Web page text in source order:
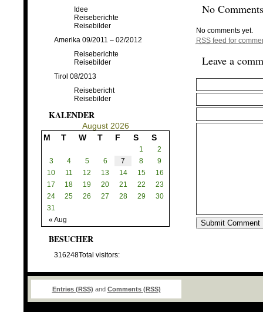
Idee
Reiseberichte
Reisebilder
Amerika 09/2011 – 02/2012
Reiseberichte
Reisebilder
Tirol 08/2013
Reisebericht
Reisebilder
KALENDER
August 2026
M
T W T F S S
« Aug
1
2
3
4 5 6 7 8
9
10
11 12 13 14 15
16
17
18 19 20 21 22
23
24
25 26 27 28 29
30
31
BESUCHER
316248Total visitors:
No
No comments yet.
RSSfeed for
Leave a
Entries (RSS) and Comments (RSS)